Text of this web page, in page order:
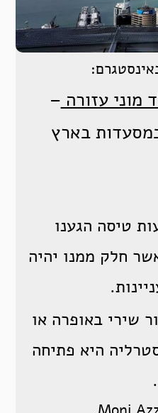
מוני עזורה –
בארץ
מסע של 24 שעות טיסה הגענו
חלק ממנו יהיה
שירי באופרה או
היא פתיחה